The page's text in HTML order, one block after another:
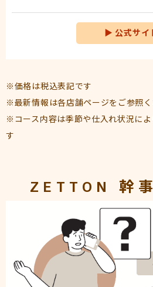
▶ 公式サイ
※価格は税込表記です
※最新情報は各店舗ページをご参照
※コース内容は季節や仕入れ状況に
す
ZETTON 幹